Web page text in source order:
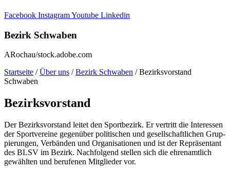
Facebook InstagramYoutube Linkedin
Bezirk Schwa­ben
ARochau/stock.adobe.com
Start­seite /Über uns /Bezirk Schwa­ben /Bezirks­vor­stand
Schwaben
Bezirks­vor­stand
Der Bezirks­vor­stand leitet den Sport­be­zirk. Er vertritt die Inter­es­sen
der Sport­ver­eine gegen­über poli­ti­schen und gesell­schaft­li­chen Grup­
pie­run­gen, Verbän­den und Orga­ni­sa­tio­nen und ist der Reprä­sen­tant
des BLSV im Bezirk. Nach­fol­gend stel­len sich die ehren­amt­lich
gewähl­ten und beru­fe­nen Mitglie­der vor.